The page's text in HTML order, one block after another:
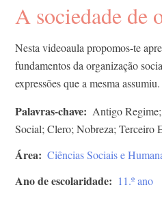
A sociedade de
Nesta videoaula propomos-te
fundamentos da organização
expressões que a mesma assumiu.
Palavras-chave
Antigo
Social; Clero; Nobreza; Terceiro
Área Ciências Sociais e
Ano de escolaridade 11.º ano